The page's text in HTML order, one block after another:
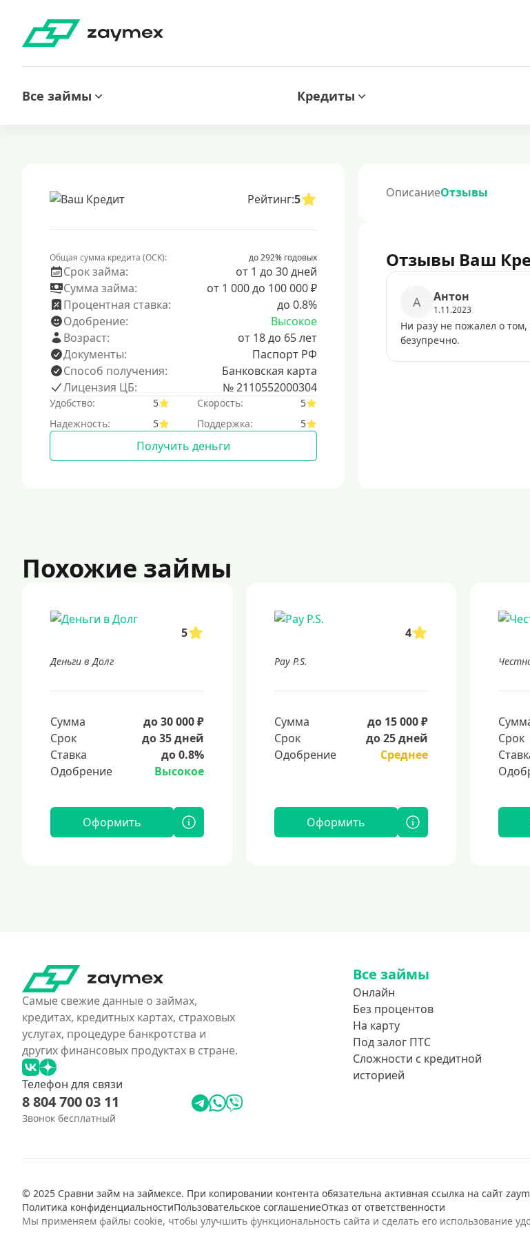
Все займы Кредиты
Рейтинг:5
Общая сумма кредита (ОСК): до 292% годовых
Срок займа:
от 1 до 30 дней
Сумма займа:
от 1 000 до 100 000 ₽
Процентная ставка:
до 0.8%
Одобрение:
Высокое
Возраст:
от 18 до 65 лет
Документы:
Паспорт РФ
Способ получения:
Банковская карта
Лицензия ЦБ:
№ 2110552000304
Удобство: 5 Скорость:
5
Надежность:
5 Поддержка: 5
Получить деньги
ОписаниеОтзывы
Отзывы Ваш
А Антон
1.11.2023
Ни разу не пожалел о
безупречно.
Похожие займы
5
Деньги в Долг
Сумма
до 30 000 ₽
Срок
до 35 дней
Ставка
до 0.8%
Одобрение
Высокое
Оформить
4
Pay P.S.
Сумма
до 15 000 ₽
Срок
до 25 дней
Одобрение
Среднее
Оформить
Срок
Самые свежие данные о займах,
кредитах, кредитных картах, страховых
услугах, процедуре банкротства и
других финансовых продуктах в стране.
Телефон для связи
8 804 700 03 11
Звонок бесплатный
Все займы
Онлайн
Без процентов
На карту
Под залог ПТС
Сложности с кредитной
историей
© 2025 Сравни займ на займексе. При копировании контента обязательна активная ссылка на сайт
Политика конфиденциальностиПользовательское соглашениеОтказ от ответственности
Мы применяем файлы cookie, чтобы улучшить функциональность сайта и сделать его использование